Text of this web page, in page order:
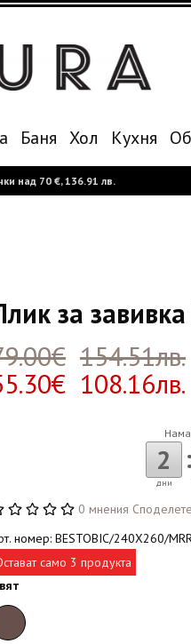
Баня Хол Кухня
над 70 €,136.91 лв.
за
154.51лв.
108.16лв.
2
дни
:
0 мнения
номер: BESTOBIC/240X260/
само 3 продукта